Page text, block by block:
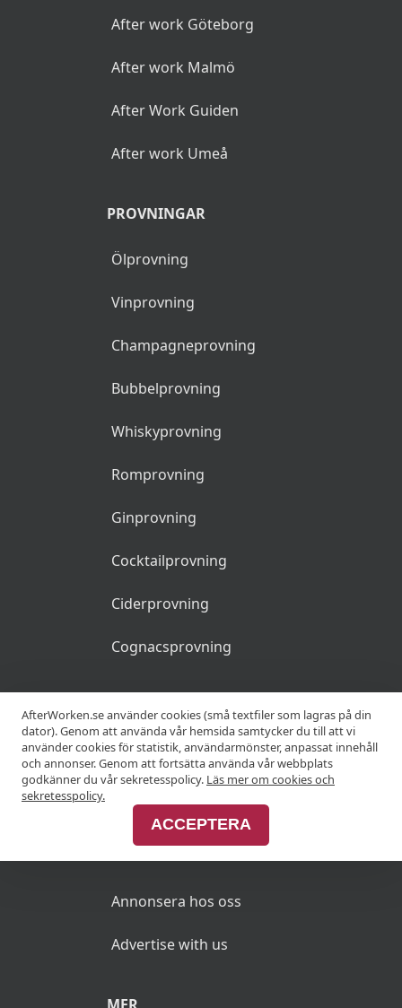
After work Göteborg
After work Malmö
After Work Guiden
After work Umeå
PROVNINGAR
Ölprovning
Vinprovning
Champagneprovning
Bubbelprovning
Whiskyprovning
Romprovning
Ginprovning
Cocktailprovning
Ciderprovning
Cognacsprovning
KRÖGARE
Anslut din restaurang
Annonsera hos oss
Advertise with us
AfterWorken.se använder cookies (små textfiler som lagras på din
dator). Genom att använda vår hemsida samtycker du till att vi
använder cookies för statistik, användarmönster, anpassat innehåll
och annonser. Genom att fortsätta använda vår webbplats
godkänner du vår sekretesspolicy. Läs mer om cookies och
sekretesspolicy.
ACCEPTERA